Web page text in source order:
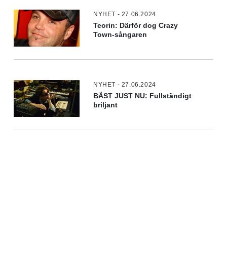
NYHET - 27.06.2024
Teorin: Därför dog Crazy
Town-sångaren
NYHET - 27.06.2024
BÄST JUST NU: Fullständigt
briljant